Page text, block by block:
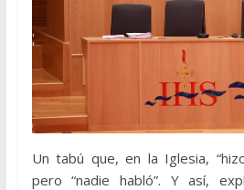
Un tabú que, en la Iglesia,
pero “nadie habló”. Y así,